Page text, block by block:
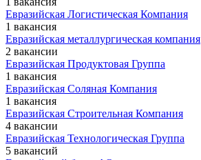
Евразийская Логистическая Компания
1 вакансия
Евразийская металлургическая компания
2 вакансии
Евразийская Продуктовая Группа
1 вакансия
Евразийская Соляная Компания
1 вакансия
Евразийская Строительная Компания
4 вакансии
Евразийская Технологическая Группа
5 вакансий